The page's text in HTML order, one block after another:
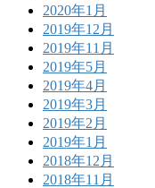
2020年1月
2019年12月
2019年11月
2019年5月
2019年4月
2019年3月
2019年2月
2019年1月
2018年12月
2018年11月